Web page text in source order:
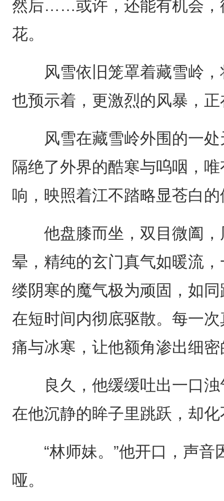
然后……或许，还能有机会，
花。
风雪依旧笼罩着藏雪岭，
也预示着，更激烈的风暴，
风雪在藏雪岭外围的一处
隔绝了外界的酷寒与呜咽，
响，映照着江不踏略显苍白
他盘膝而坐，双目微阖，
晕，精纯的玄门真气如暖流
缕阴寒的魔气极为顽固，如
在短时间内彻底驱散。每一
痛与冰寒，让他额角渗出细
良久，他缓缓吐出一口浊
在他沉静的眸子里跳跃，却
“林师妹。”他开口，声音
哑。